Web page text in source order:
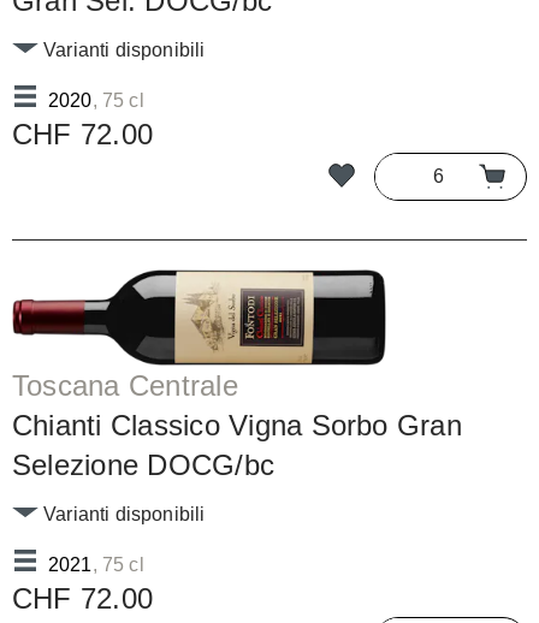
2020, 75 cl
Varianti disponibili
CHF 72.00
Toscana Centrale
Chianti Classico Vigna Sorbo Gran
Selezione DOCG/bc
2021, 75 cl
Varianti disponibili
CHF 72.00